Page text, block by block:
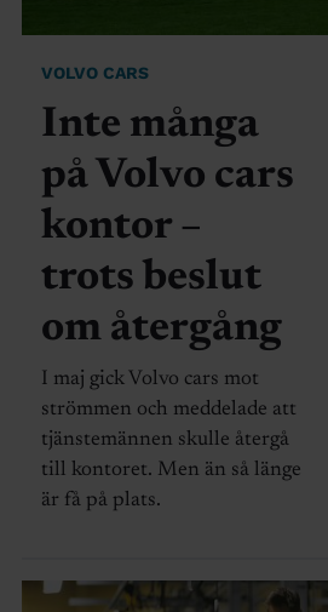
VOLVO CARS
Inte många
på Volvo cars
kontor –
trots beslut
om återgång
I maj gick Volvo cars mot
strömmen och meddelade att
tjänstemännen skulle återgå
till kontoret. Men än så länge
är få på plats.